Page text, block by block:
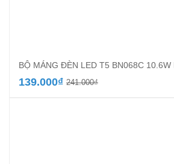
BỘ MÁNG ĐÈN LED T5 BN068C 10.6W
241.000₫Giá
139.000₫
Giá